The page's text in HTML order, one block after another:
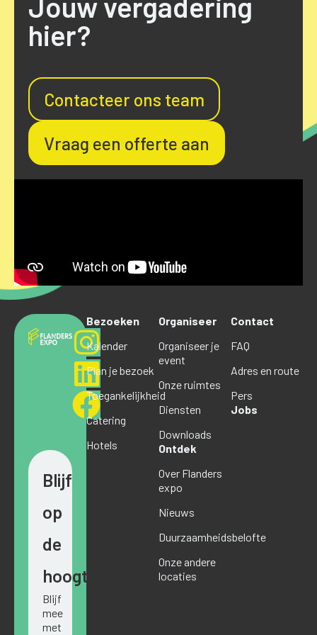
hier?
Contacteer ons team
Vraag een offerte aan
Blijf
op
de
hoogte
Blijf
mee
met
Bezoeken
Kalender
Plan je bezoek
Toegankelijkheid
Catering
Hotels
Organiseer
Organiseer je
event
Onze ruimtes
Diensten
Downloads
Ontdek
Over Flanders
expo
Nieuws
Duurzaamheidsbelofte
Onze andere
locaties
Contact
FAQ
Adres en route
Pers
Jobs